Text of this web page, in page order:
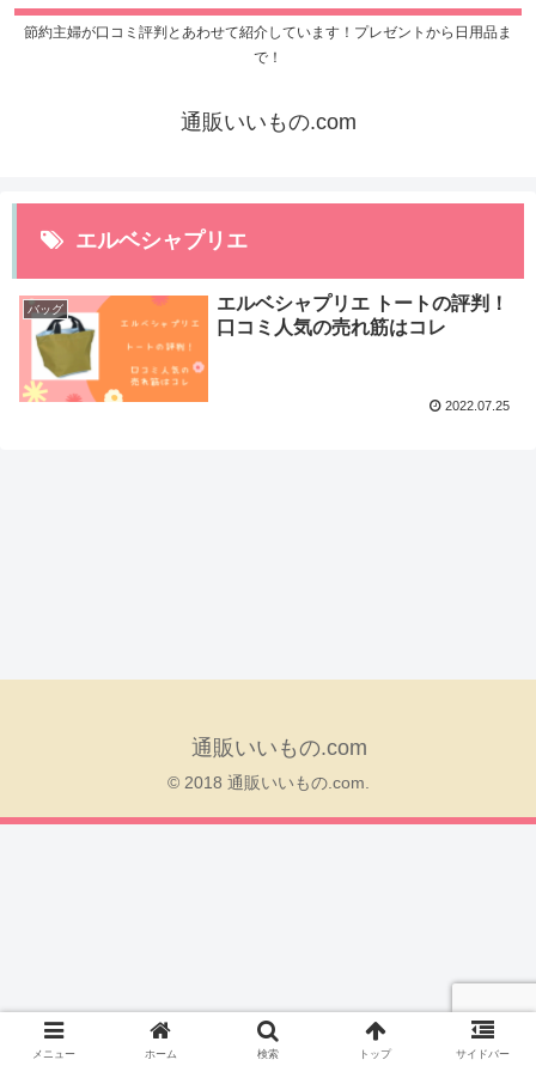
節約主婦が口コミ評判とあわせて紹介しています！プレゼントから日用品ま
で！
通販いいもの.com
エルベシャプリエ
バッグ
エルベシャプリエ トートの評判！
口コミ人気の売れ筋はコレ
2022.07.25
通販いいもの.com
© 2018 通販いいもの.com.
メニュー ホーム 検索 トップ サイドバー